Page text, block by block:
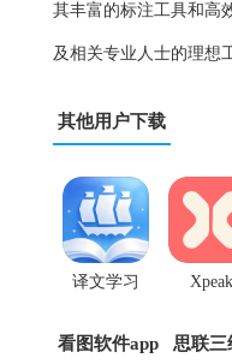
其丰富的标注工具和高
及相关专业人士的理想
其他用户下载
译文学习
app
Xpeak
看图软件app 思联三